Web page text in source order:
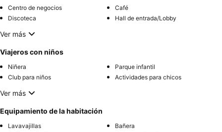
Centro de negocios
Café
Discoteca
Hall de entrada/Lobby
Ver más
Viajeros con niños
Niñera
Parque infantil
Club para niños
Actividades para chicos
Ver más
Equipamiento de la habitación
Lavavajillas
Bañera